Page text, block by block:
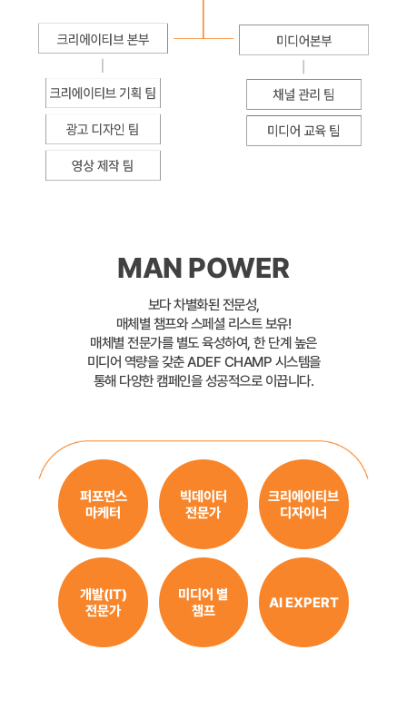
MAN POWER
보다 차별화된 전문성,
매체별 챔프와 스페셜 리스트 보유!
매체별 전문가를 별도 육성하여, 한 단계 높은
미디어 역량을 갖춘 ADEF CHAMP 시스템을
통해 다양한 캠페인을 성공적으로 이끕니다.
퍼포먼스
마케터
빅데이터
전문가
크리에이티브
디자이너
개발(IT)
전문가
미디어 별
챔프
AI EXPERT